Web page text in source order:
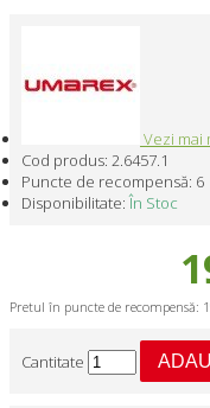
Vezi mai
Cod produs: 2.6457.1
Puncte de recompensă: 6
Disponibilitate:În Stoc
Pretul în puncte de recompensă:
Cantitate